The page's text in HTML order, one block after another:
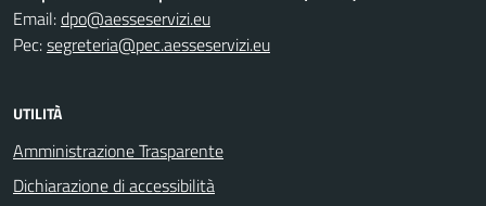
Email:dpo@aesseservizi.eu
Pec:segreteria@pec.aesseservizi.eu
UTILITÀ
Amministrazione Trasparente
Dichiarazione di accessibilità